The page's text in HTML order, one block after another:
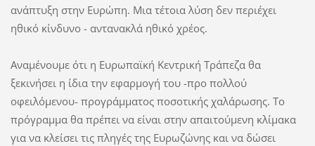
ανάπτυξη στην Ευρώπη. Μια τέτοια λύση δεν περιέχει
ηθικό κίνδυνο - αντανακλά ηθικό χρέος.
Αναμένουμε ότι η Ευρωπαϊκή Κεντρική Τράπεζα θα
ξεκινήσει η ίδια την εφαρμογή του -προ πολλού
οφειλόμενου- προγράμματος ποσοτικής χαλάρωσης. Το
πρόγραμμα θα πρέπει να είναι στην απαιτούμενη κλίμακα
για να κλείσει τις πληγές της Ευρωζώνης και να δώσει